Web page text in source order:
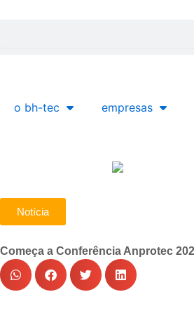
o bh-tec empresas
Notícia
Começa a Conferência Anprotec